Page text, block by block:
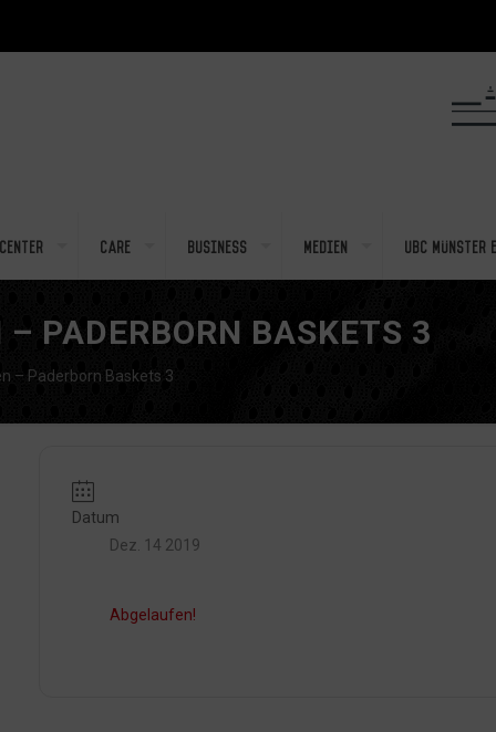
Care Business Medien UBC Münster
PADERBORN BASKETS 3
– Paderborn Baskets 3
Datum
Dez. 14 2019
Abgelaufen!